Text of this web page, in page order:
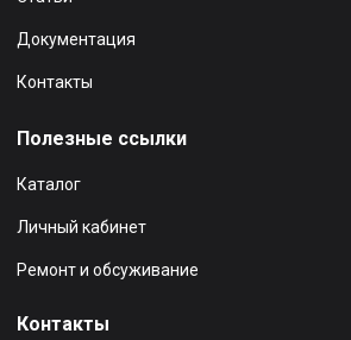
Документация
Контакты
Полезные ссылки
Каталог
Личный кабинет
Ремонт и обсуживание
Контакты